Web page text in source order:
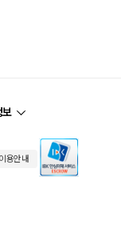
보
이용안내